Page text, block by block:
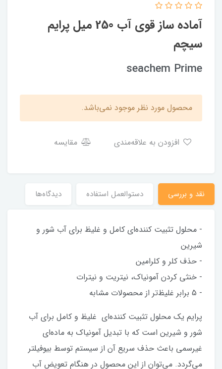
آماده ساز قوی آب 250 میل پرایم
سیچم
seachem Prime
محصول مورد نظر موجود نمی‌باشد.
مقایسه
نقد و بررسی دستوالعمل استفاده دیدگاه‌ها
- محلول تثبیت کننده‌ای کامل و غلیظ برای آب شور و
شیرین
- حذف کلر و کلرامین
- خنثی کردن آمونیاک، نیتریت و نیترات
- 5 برابر غلیظ‌تر از محصولات مشابه
پرایم یک محلول تثبیت کننده‌ای غلیظ و کامل برای آب
شور و شیرین است که با تبدیل آمونیاک به ماده‌ای
غیرسمی باعث حذف سریع آن از سیستم توسط بیوفیلتر
می‌گردد. می‌توان از این محصول در هنگام تعویض آب